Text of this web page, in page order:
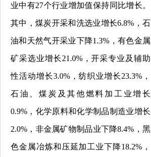
业中有27个行业增加值保持同比增长。
其中，煤炭开采和洗选业增长6.8% ，石
油和天然气开采业下降1.3% ，有色金属
矿采选业增长21.0%，开采专业及辅助
性活动增长3.0%，纺织业增长23.3% ，
石油、煤炭及其他燃料加工业增长
0.9% ，化学原料和化学制品制造业增长
2.0% ，非金属矿物制品业下降8.4% ，黑
色金属冶炼和压延加工业下降18.2% ，